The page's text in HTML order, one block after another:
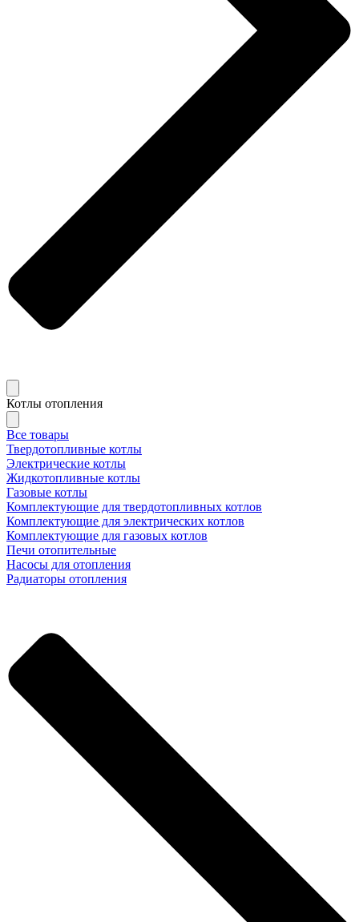
Котлы отопления
Все товары
Твердотопливные котлы
Электрические котлы
Жидкотопливные котлы
Газовые котлы
Комплектующие для твердотопливных котлов
Комплектующие для электрических котлов
Комплектующие для газовых котлов
Печи отопительные
Насосы для отопления
Радиаторы отопления